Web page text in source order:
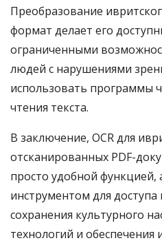
Преобразование
формат делает его
ограниченными
людей с нарушениями
использовать программы
чтения текста.
В заключение, OCR для
отсканированных PDF-
просто удобной
инструментом для
сохранения культурного
технологий и обеспечения